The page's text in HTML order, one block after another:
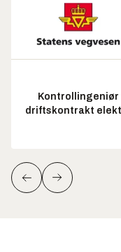
Kontrollingeniør
driftskontrakt